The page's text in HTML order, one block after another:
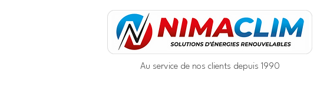
Au service de nos clients depuis 1990